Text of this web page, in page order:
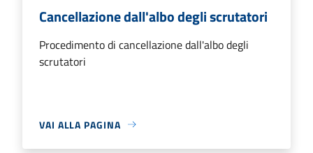
Cancellazione dall'albo degli scrutatori
Procedimento di cancellazione dall'albo degli
scrutatori
VAI ALLA PAGINA